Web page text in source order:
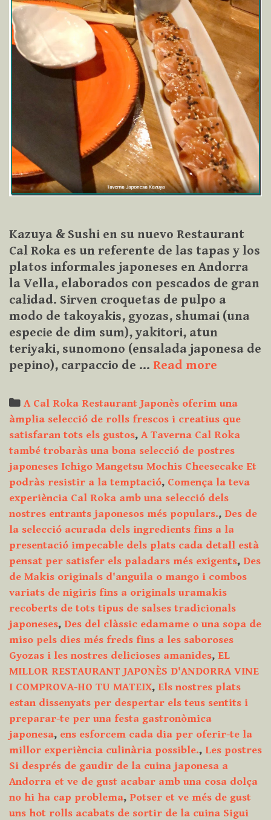
Kazuya & Sushi en su nuevo Restaurant
Cal Roka es un referente de las tapas y los
platos informales japoneses en Andorra
la Vella, elaborados con pescados de gran
calidad. Sirven croquetas de pulpo a
modo de takoyakis, gyozas, shumai (una
especie de dim sum), yakitori, atun
teriyaki, sunomono (ensalada japonesa de
pepino), carpaccio de … Read more
en
su
nuevo
Cal
Roka
Categories
A Cal Roka Restaurant Japonès oferim una
àmplia selecció de rolls frescos i creatius que
satisfaran tots els gustos, A Taverna Cal Roka
també trobaràs una bona selecció de postres
japoneses Ichigo Mangetsu Mochis Cheesecake Et
podràs resistir a la temptació, Comença la teva
experiència Cal Roka amb una selecció dels
nostres entrants japonesos més populars., Des de
la selecció acurada dels ingredients fins a la
presentació impecable dels plats cada detall està
pensat per satisfer els paladars més exigents, Des
de Makis originals d'anguila o mango i combos
variats de nigiris fins a originals uramakis
recoberts de tots tipus de salses tradicionals
japoneses, Des del clàssic edamame o una sopa de
miso pels dies més freds fins a les saboroses
Gyozas i les nostres delicioses amanides, EL
MILLOR RESTAURANT JAPONÈS D'ANDORRA VINE
I COMPROVA-HO TU MATEIX, Els nostres plats
estan dissenyats per despertar els teus sentits i
preparar-te per una festa gastronòmica
japonesa, ens esforcem cada dia per oferir-te la
millor experiència culinària possible., Les postres
Si després de gaudir de la cuina japonesa a
Andorra et ve de gust acabar amb una cosa dolça
no hi ha cap problema, Potser et ve més de gust
uns hot rolls acabats de sortir de la cuina Sigui